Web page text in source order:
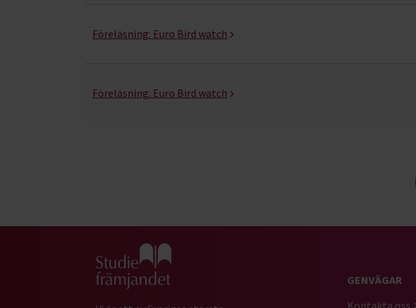
Föreläsning: Euro Bird watch
Föreläsning: Euro Bird watch
Gå till studiefrämjandets startsida
GENVÄGAR
Kontakta oss